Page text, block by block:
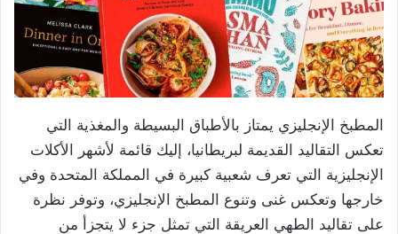
المطبخ الإنجليزي يمتاز بالأطباق البسيطة والمغذية التي
تعكس التقاليد القديمة لبريطانيا، إليك قائمة لأشهر الأكلات
الإنجليزية التي تعرف شعبية كبيرة في المملكة المتحدة وفي
خارجها وتعكس غنى وتنوع المطبخ الإنجليزي، وتوفر نظرة
على تقاليد الطهي العريقة التي تمثل جزء لا يتجزأ من